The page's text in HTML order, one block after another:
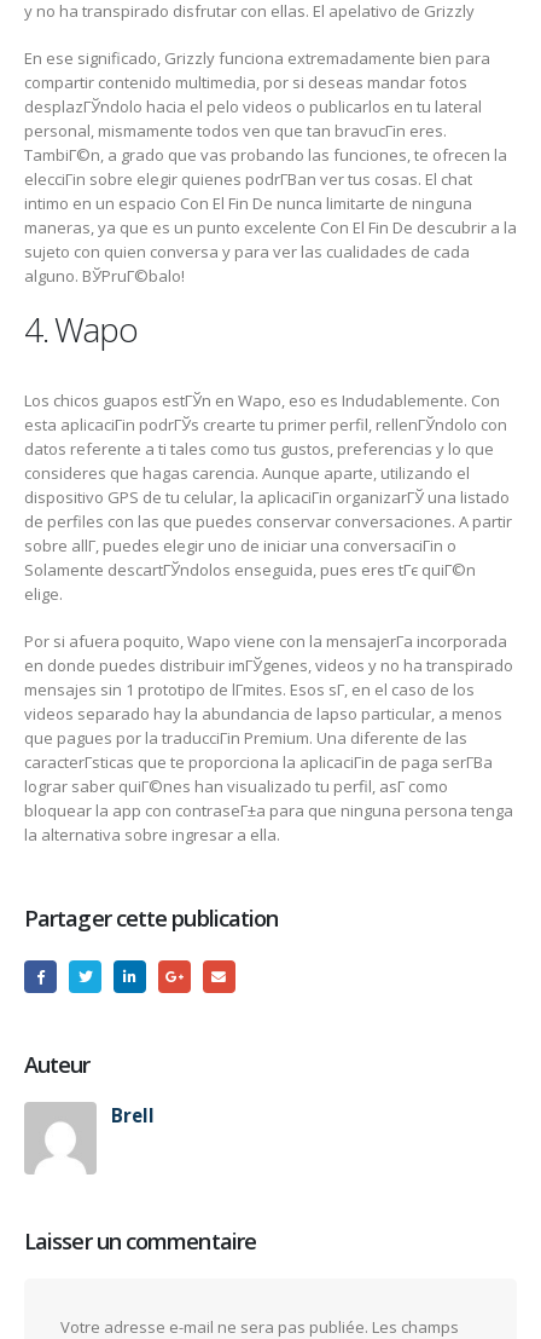
y no ha transpirado disfrutar con ellas. El apelativo de Grizzly
En ese significado, Grizzly funciona extremadamente bien para
compartir contenido multimedia, por si deseas mandar fotos
desplazГЎndolo hacia el pelo videos o publicarlos en tu lateral
personal, mismamente todos ven que tan bravucГіn eres.
TambiГ©n, a grado que vas probando las funciones, te ofrecen la
elecciГіn sobre elegir quienes podrГ­В­an ver tus cosas. El chat
intimo en un espacio Con El Fin De nunca limitarte de ninguna
maneras, ya que es un punto excelente Con El Fin De descubrir a la
sujeto con quien conversa y para ver las cualidades de cada
alguno. ВЎPruГ©balo!
4. Wapo
Los chicos guapos estГЎn en Wapo, eso es Indudablemente. Con
esta aplicaciГіn podrГЎs crearte tu primer perfil, rellenГЎndolo con
datos referente a ti tales como tus gustos, preferencias y lo que
consideres que hagas carencia. Aunque aparte, utilizando el
dispositivo GPS de tu celular, la aplicaciГіn organizarГЎ una listado
de perfiles con las que puedes conservar conversaciones. A partir
sobre allГ­, puedes elegir uno de iniciar una conversaciГіn o
Solamente descartГЎndolos enseguida, pues eres tГє quiГ©n
elige.
Por si afuera poquito, Wapo viene con la mensajerГ­a incorporada
en donde puedes distribuir imГЎgenes, videos y no ha transpirado
mensajes sin 1 prototipo de lГ­mites. Esos sГ­, en el caso de los
videos separado hay la abundancia de lapso particular, a menos
que pagues por la traducciГіn Premium. Una diferente de las
caracterГ­sticas que te proporciona la aplicaciГіn de paga serГ­В­a
lograr saber quiГ©nes han visualizado tu perfil, asГ­ como
bloquear la app con contraseГ±a para que ninguna persona tenga
la alternativa sobre ingresar a ella.
Partager cette publication
Auteur
Brell
Laisser un commentaire
Votre adresse e-mail ne sera pas publiée. Les champs